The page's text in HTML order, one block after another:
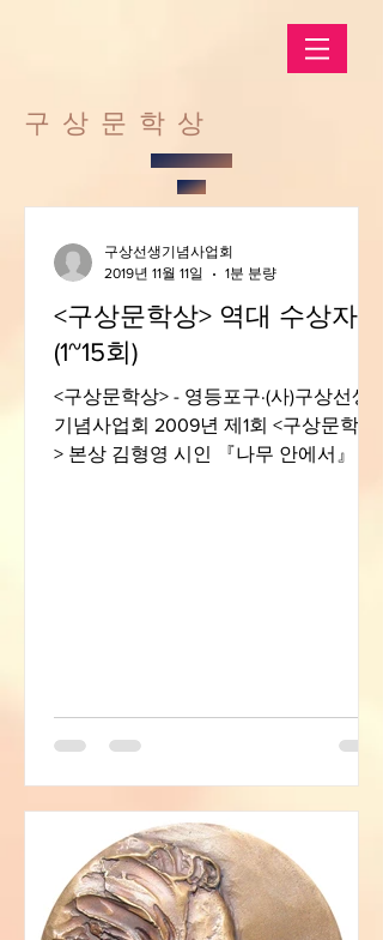
​구상문학상
<구상문학상> 역대 수상자
(1~15회)
<구상문학상> - 영등포구·(사)구상선생
기념사업회 2009년 제1회 <구상문학상
> 본상 김형영 시인 『나무 안에서』 /
구상선생기념사업회
2019년 11월 11일
1분 분량